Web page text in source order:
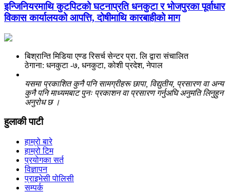
इन्जिनियरमाथि कुटपिटको घटनाप्रति धनकुटा र भोजपुरका पूर्वाधार
विकास कार्यालयको आपत्ति, दोषीमाथि कारबाहीको माग
बिश्रान्ति मिडिया एण्ड रिसर्च सेन्टर प्रा. लि द्वारा संचालित
ठेगाना: धनकुटा -७, धनकुटा, कोशी प्रदेश, नेपाल
यसमा प्रकाशित कुनै पनि सामग्रीहरू छापा, विद्युतीय, प्रसारण वा अन्य
कुनै पनि माध्यमबाट पुनः प्रकाशन वा प्रसारण गर्नुअघि अनुमति लिनुहुन
अनुरोध छ ।
हुलाकी पाटी
हाम्रो बारे
हाम्रो टिम
प्रयोगका सर्त
विज्ञापन
प्राइभेसी पोलिसी
सम्पर्क